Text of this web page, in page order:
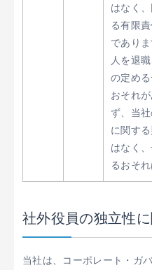
はなく
る有限
であり
人を退
の定め
おそれ
ず、当
に関す
はなく
るおそ
社外役員の独立性
当社は、コーポレート・ガ